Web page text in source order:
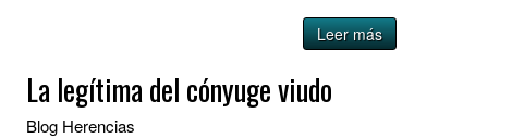
Leer más
La legítima del cónyuge viudo
Blog Herencias